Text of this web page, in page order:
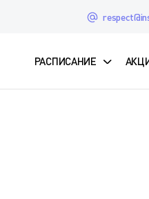
РАСПИСАНИЕ